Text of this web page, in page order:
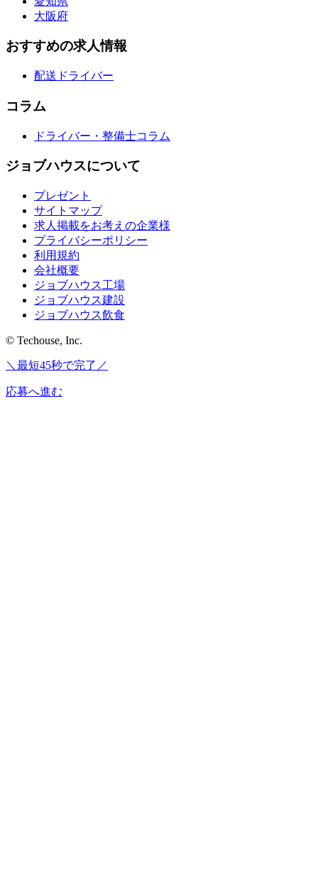
大阪府
おすすめの求人情報
配送ドライバー
コラム
ドライバー・整備士コラム
ジョブハウスについて
プレゼント
サイトマップ
求人掲載をお考えの企業様
プライバシーポリシー
利用規約
会社概要
ジョブハウス工場
ジョブハウス建設
ジョブハウス飲食
© Techouse, Inc.
＼最短45秒で完了／
応募へ進む